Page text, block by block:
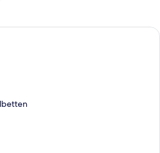
Ein Schlafzimmer mit Bett,